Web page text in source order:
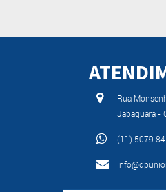
Rua
Jabaquara -
(11) 5079